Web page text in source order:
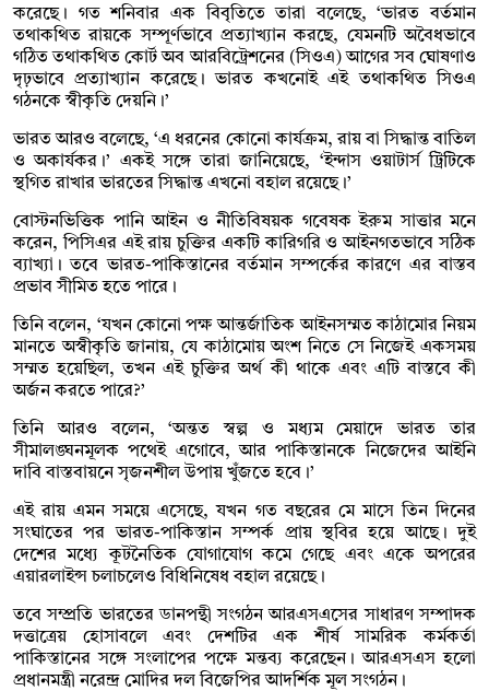
করেছে। গত শনিবার এক বিবৃতিতে তারা বলেছে, ‘ভারত বর্তমান
তথাকথিত রায়কে সম্পূর্ণভাবে প্রত্যাখ্যান করছে, যেমনটি অবৈধভাবে
গঠিত তথাকথিত কোর্ট অব আরবিট্রেশনের (সিওএ) আগের সব ঘোষণাও
দৃঢ়ভাবে প্রত্যাখ্যান করেছে। ভারত কখনোই এই তথাকথিত সিওএ
গঠনকে স্বীকৃতি দেয়নি।’
ভারত আরও বলেছে, ‘এ ধরনের কোনো কার্যক্রম, রায় বা সিদ্ধান্ত বাতিল
ও অকার্যকর।’ একই সঙ্গে তারা জানিয়েছে, ‘ইন্দাস ওয়াটার্স ট্রিটিকে
স্থগিত রাখার ভারতের সিদ্ধান্ত এখনো বহাল রয়েছে।’
বোস্টনভিত্তিক পানি আইন ও নীতিবিষয়ক গবেষক ইরুম সাত্তার মনে
করেন, পিসিএর এই রায় চুক্তির একটি কারিগরি ও আইনগতভাবে সঠিক
ব্যাখ্যা। তবে ভারত-পাকিস্তানের বর্তমান সম্পর্কের কারণে এর বাস্তব
প্রভাব সীমিত হতে পারে।
তিনি বলেন, ‘যখন কোনো পক্ষ আন্তর্জাতিক আইনসম্মত কাঠামোর নিয়ম
মানতে অস্বীকৃতি জানায়, যে কাঠামোয় অংশ নিতে সে নিজেই একসময়
সম্মত হয়েছিল, তখন এই চুক্তির অর্থ কী থাকে এবং এটি বাস্তবে কী
অর্জন করতে পারে?’
তিনি আরও বলেন, ‘অন্তত স্বল্প ও মধ্যম মেয়াদে ভারত তার
সীমালঙ্ঘনমূলক পথেই এগোবে, আর পাকিস্তানকে নিজেদের আইনি
দাবি বাস্তবায়নে সৃজনশীল উপায় খুঁজতে হবে।’
এই রায় এমন সময়ে এসেছে, যখন গত বছরের মে মাসে তিন দিনের
সংঘাতের পর ভারত-পাকিস্তান সম্পর্ক প্রায় স্থবির হয়ে আছে। দুই
দেশের মধ্যে কূটনৈতিক যোগাযোগ কমে গেছে এবং একে অপরের
এয়ারলাইন্স চলাচলেও বিধিনিষেধ বহাল রয়েছে।
তবে সম্প্রতি ভারতের ডানপন্থী সংগঠন আরএসএসের সাধারণ সম্পাদক
দত্তাত্রেয় হোসাবলে এবং দেশটির এক শীর্ষ সামরিক কর্মকর্তা
পাকিস্তানের সঙ্গে সংলাপের পক্ষে মন্তব্য করেছেন। আরএসএস হলো
প্রধানমন্ত্রী নরেন্দ্র মোদির দল বিজেপির আদর্শিক মূল সংগঠন।